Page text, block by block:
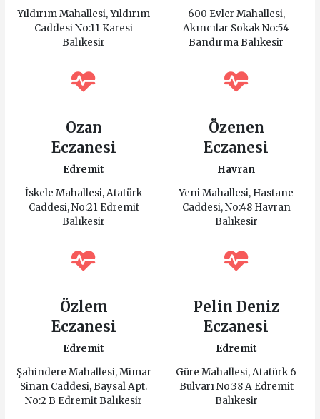
Yıldırım Mahallesi, Yıldırım
Caddesi No:11 Karesi
Balıkesir
600 Evler Mahallesi,
Akıncılar Sokak No:54
Bandırma Balıkesir
Ozan
Eczanesi
Edremit
İskele Mahallesi, Atatürk
Caddesi, No:21 Edremit
Balıkesir
Özenen
Eczanesi
Havran
Yeni Mahallesi, Hastane
Caddesi, No:48 Havran
Balıkesir
Özlem
Eczanesi
Edremit
Şahindere Mahallesi, Mimar
Sinan Caddesi, Baysal Apt.
No:2 B Edremit Balıkesir
Pelin Deniz
Eczanesi
Edremit
Güre Mahallesi, Atatürk 6
Bulvarı No:38 A Edremit
Balıkesir